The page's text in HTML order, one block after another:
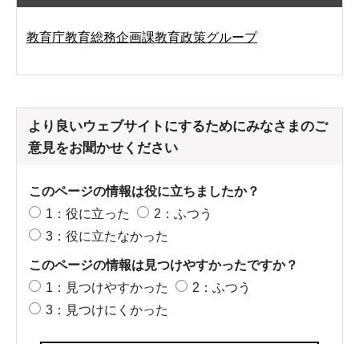
教育庁教育総務企画課教育政策グループ
より良いウェブサイトにするためにみなさまのご
意見をお聞かせください
このページの情報は役に立ちましたか？
1：役に立った
2：ふつう
3：役に立たなかった
このページの情報は見つけやすかったですか？
1：見つけやすかった
2：ふつう
3：見つけにくかった